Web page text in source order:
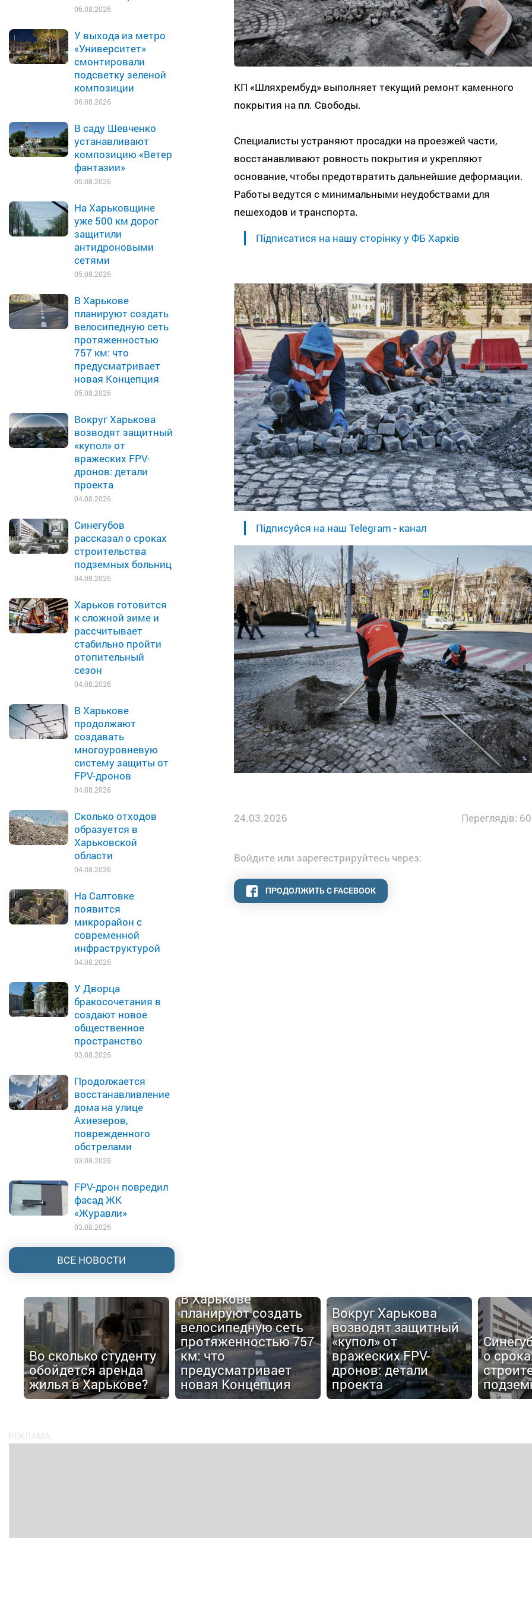
06.08.2026
У выхода из метро
«Университет»
смонтировали
подсветку зеленой
композиции
06.08.2026
В саду Шевченко
устанавливают
композицию «Ветер
фантазии»
05.08.2026
На Харьковщине
уже 500 км дорог
защитили
антидроновыми
сетями
05.08.2026
В Харькове
планируют создать
велосипедную сеть
протяженностью
757 км: что
предусматривает
новая Концепция
05.08.2026
Вокруг Харькова
возводят защитный
«купол» от
вражеских FPV-
дронов: детали
проекта
04.08.2026
Синегубов
рассказал о сроках
строительства
подземных больниц
04.08.2026
Харьков готовится
к сложной зиме и
рассчитывает
стабильно пройти
отопительный
сезон
04.08.2026
В Харькове
продолжают
создавать
многоуровневую
систему защиты от
FPV-дронов
04.08.2026
Сколько отходов
образуется в
Харьковской
области
04.08.2026
На Салтовке
появится
микрорайон с
современной
инфраструктурой
04.08.2026
У Дворца
бракосочетания в
создают новое
общественное
пространство
03.08.2026
Продолжается
восстанавливление
дома на улице
Ахиезеров,
поврежденного
обстрелами
03.08.2026
FPV-дрон повредил
фасад ЖК
«Журавли»
03.08.2026
ВСЕ НОВОСТИ
КП «Шляхрембуд» выполняет текущий ремонт каменного
покрытия на пл. Свободы.
Специалисты устраняют просадки на проезжей части,
восстанавливают ровность покрытия и укрепляют
основание, чтобы предотвратить дальнейшие деформации.
Работы ведутся с минимальными неудобствами для
пешеходов и транспорта.
Підписатися на нашу сторінку у ФБ Харків
Підписуйся на наш Telegram - канал
24.03.2026 Переглядів:
Войдите или зарегестрируйтесь через:
ПРОДОЛЖИТЬ С FACEBOOK
Во сколько студенту
обойдется аренда
жилья в Харькове?
В Харькове
планируют создать
велосипедную сеть
протяженностью 757
км: что
предусматривает
новая Концепция
Вокруг Харькова
возводят защитный
«купол» от
вражеских FPV-
дронов: детали
проекта
о